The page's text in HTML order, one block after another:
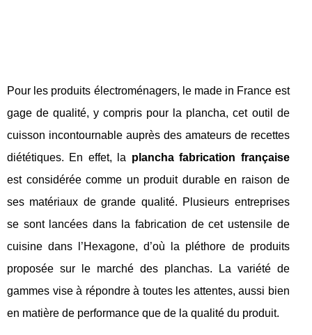
Pour les produits électroménagers, le made in France est
gage de qualité, y compris pour la plancha, cet outil de
cuisson incontournable auprès des amateurs de recettes
diététiques. En effet, la plancha fabrication française
est considérée comme un produit durable en raison de
ses matériaux de grande qualité. Plusieurs entreprises
se sont lancées dans la fabrication de cet ustensile de
cuisine dans l’Hexagone, d’où la pléthore de produits
proposée sur le marché des planchas. La variété de
gammes vise à répondre à toutes les attentes, aussi bien
en matière de performance que de la qualité du produit.